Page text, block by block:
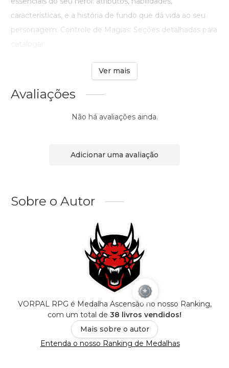
características, e a história de fundo que dá vida ao seu
personagem. Controle de Magias: Seções detalhadas para
Ver mais
Avaliações
Não há avaliações ainda.
Adicionar uma avaliação
Sobre o Autor
VORPAL RPG é Medalha Ascensão no nosso Ranking,
com um total de 38 livros vendidos!
Mais sobre o autor
Entenda o nosso Ranking de Medalhas